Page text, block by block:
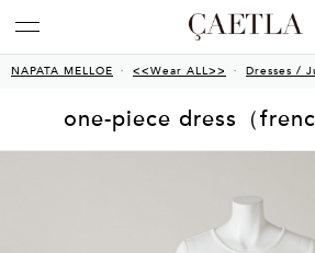
NAPATA MELLOE <<Wear ALL>> Dresses /
one-piece dress（